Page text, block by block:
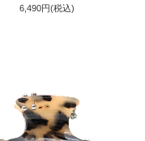
6,490円(税込)